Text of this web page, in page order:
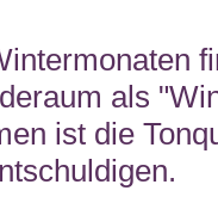
als
ist die